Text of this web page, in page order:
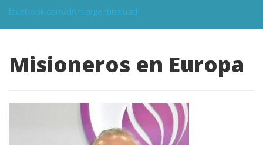
facebook.com/dnm.argentina.uad
Misioneros en Europa